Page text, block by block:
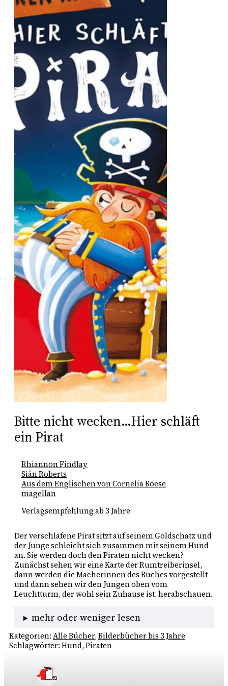
Bitte nicht wecken…Hier schläft
ein Pirat
Rhiannon Findlay
Siân Roberts
Aus dem Englischen von Cornelia Boese
magellan
Verlagsempfehlung ab 3 Jahre
Der verschlafene Pirat sitzt auf seinem Goldschatz und
der Junge schleicht sich zusammen mit seinem Hund
an. Sie werden doch den Piraten nicht wecken?
Zunächst sehen wir eine Karte der Rumtreiberinsel,
dann werden die Macherinnen des Buches vorgestellt
und dann sehen wir den Jungen oben vom
mehr oder weniger lesen
Kategorien: Alle Bücher, Bilderbücher bis 3 Jahre
Schlagwörter: Hund, Piraten